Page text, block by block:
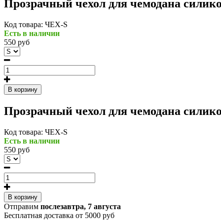
Прозрачный чехол для чемодана
Код товара: ЧЕХ-S
Есть в наличии
550 руб
В корзину
Прозрачный чехол для чемодана
Код товара: ЧЕХ-S
Есть в наличии
550 руб
В корзину
Отправим послезавтра, 7 августа
Бесплатная доставка от 5000 руб